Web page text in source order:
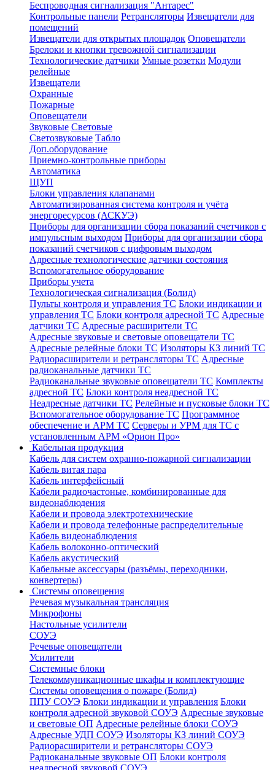
Беспроводная сигнализация "Антарес"
Контрольные панели Ретрансляторы Извещатели для
помещений
Извещатели для открытых площадок Оповещатели
Брелоки и кнопки тревожной сигнализации
Технологические датчики Умные розетки Модули
релейные
Извещатели
Охранные
Пожарные
Оповещатели
Звуковые Световые
Светозвуковые Табло
Доп.оборудование
Приемно-контрольные приборы
Автоматика
ЩУП
Блоки управления клапанами
Автоматизированная система контроля и учёта
энергоресурсов (АСКУЭ)
Приборы для организации сбора показаний счетчиков с
импульсным выходом Приборы для организации сбора
показаний счетчиков с цифровым выходом
Адресные технологические датчики состояния
Вспомогательное оборудование
Приборы учета
Технологическая сигнализация (Болид)
Пульты контроля и управления ТС Блоки индикации и
управления ТС Блоки контроля адресной ТС Адресные
датчики ТС Адресные расширители ТС
Адресные звуковые и световые оповещатели ТС
Адресные релейные блоки ТС Изоляторы КЗ линий ТС
Радиорасширители и ретрансляторы ТС Адресные
радиоканальные датчики ТС
Радиоканальные звуковые оповещатели ТС Комплекты
адресной ТС Блоки контроля неадресной ТС
Неадресные датчики ТС Релейные и пусковые блоки ТС
Вспомогательное оборудование ТС Программное
обеспечение и АРМ ТС Серверы и УРМ для ТС с
установленным АРМ «Орион Про»
Кабельная продукция
Кабель для систем охранно-пожарной сигнализации
Кабель витая пара
Кабель интерфейсный
Кабели радиочастоные, комбинированные для
видеонаблюдения
Кабели и провода электротехнические
Кабели и провода телефонные распределительные
Кабель видеонаблюдения
Кабель волоконно-оптический
Кабель акустический
Кабельные аксессуары (разъёмы, переходники,
конвертеры)
Системы оповещения
Речевая музыкальная трансляция
Микрофоны
Настольные усилители
СОУЭ
Речевые оповещатели
Усилители
Системные блоки
Телекоммуникационные шкафы и комплектующие
Системы оповещения о пожаре (Болид)
ППУ СОУЭ Блоки индикации и управления Блоки
контроля адресной звуковой СОУЭ Адресные звуковые
и световые ОП Адресные релейные блоки СОУЭ
Адресные УДП СОУЭ Изоляторы КЗ линий СОУЭ
Радиорасширители и ретрансляторы СОУЭ
Радиоканальные звуковые ОП Блоки контроля
неадресной звуковой СОУЭ